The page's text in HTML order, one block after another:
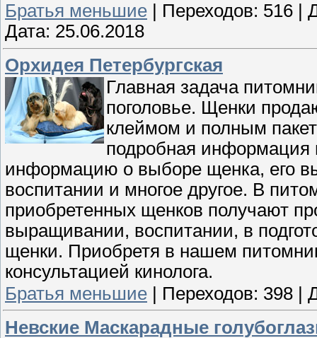
Братья меньшие
Переходов: 516
Дата: 25.06.2018
Орхидея Петербургская
Главная задача
поголовье. Щенки
клеймом и полным
подробная информация
информацию о выборе щенка, его
воспитании и многое другое. В
приобретенных щенков получают
выращивании, воспитании, в
щенки. Приобретя в нашем
консультацией кинолога.
Братья меньшие
Переходов: 398
Невские Маскарадные